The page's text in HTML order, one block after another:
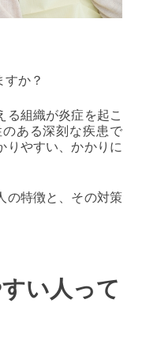
か？
る組織が炎症を起こ
ある深刻な疾患で
りやすい、かかりに
の特徴と、その対策
い人って